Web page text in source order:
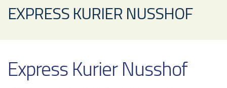
EXPRESS KURIER NUSSHOF
Express Kurier Nusshof